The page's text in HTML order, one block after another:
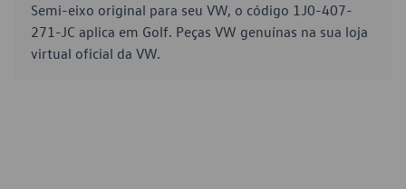
Semi-eixo original para seu VW, o código 1J0-407-
271-JC aplica em Golf. Peças VW genuínas na sua loja
virtual oficial da VW.